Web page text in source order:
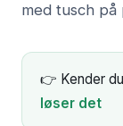
med tusch på
👉 Kender
løser det